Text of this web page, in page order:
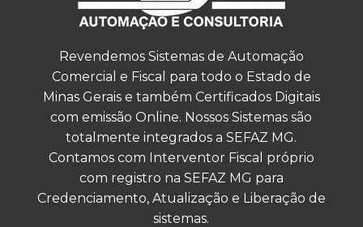
Revendemos Sistemas de Automação
Comercial e Fiscal para todo o Estado de
Minas Gerais e também Certificados Digitais
com emissão Online. Nossos Sistemas são
totalmente integrados a SEFAZ MG.
Contamos com Interventor Fiscal próprio
com registro na SEFAZ MG para
Credenciamento, Atualização e Liberação de
sistemas.